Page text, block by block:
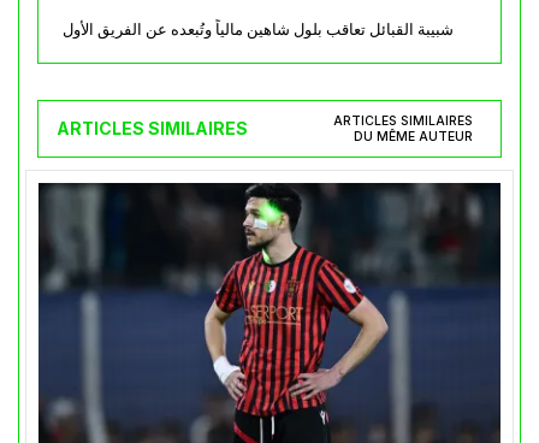
شبيبة القبائل تعاقب بلول شاهين مالياً وتُبعده عن الفريق الأول
ARTICLES SIMILAIRES
ARTICLES SIMILAIRES
DU MÊME AUTEUR